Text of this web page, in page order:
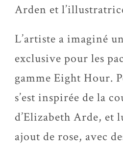
Arden et
L’artiste a imaginé
exclusive pour les
gamme Eight Hour.
s’est inspirée de la
d’Elizabeth Arde, et
ajout de rose, avec